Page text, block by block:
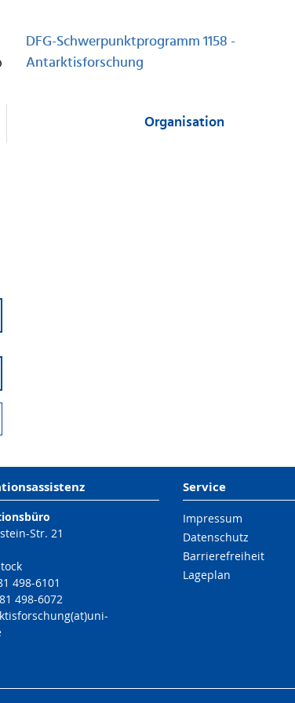
DFG-Schwerpunktprogramm 1158 -
Antarktisforschung
Organisation
Str. 21
498-6101
498-6072
Service
Impressum
Datenschutz
Barrierefreiheit
Lageplan